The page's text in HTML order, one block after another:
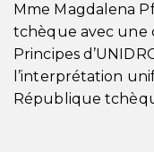
Mme Magdalena
tchèque avec une
Principes
l’interprétation
République